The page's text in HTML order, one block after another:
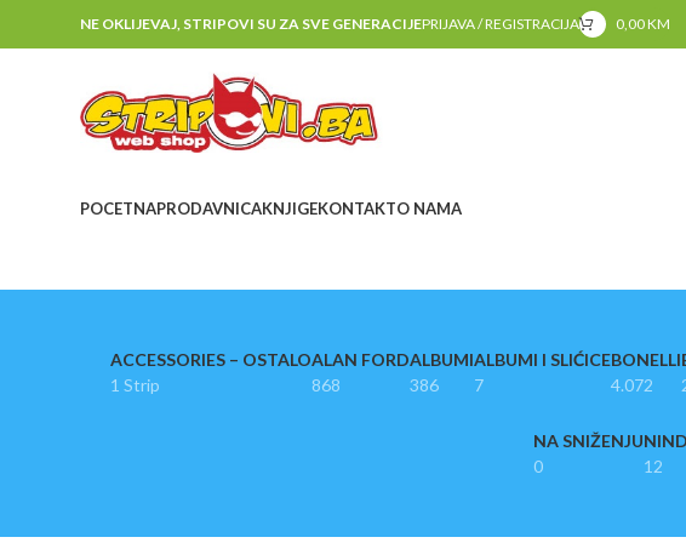
NE OKLIJEVAJ, STRIPOVI SU ZA SVE GENERACIJEPRIJAVA / REGISTRACIJA 0,00KM
POCETNAPRODAVNICAKNJIGEKONTAKTO NAMA
ACCESSORIES – OSTALO
1 Strip
ALAN FORD
868
ALBUMI
386
ALBUMI I SLIĆICE
7
BONELLI
4.072
NA SNIŽENJU
0
12